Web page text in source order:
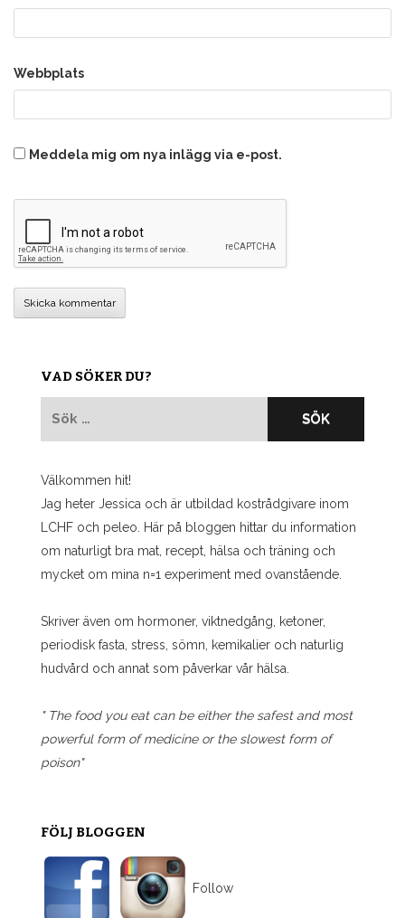
Webbplats
Meddela mig om nya inlägg via e-post.
VAD SÖKER DU?
Välkommen hit!
Jag heter Jessica och är utbildad kostrådgivare inom
LCHF och peleo. Här på bloggen hittar du information
om naturligt bra mat, recept, hälsa och träning och
mycket om mina n=1 experiment med ovanstående.
Skriver även om hormoner, viktnedgång, ketoner,
periodisk fasta, stress, sömn, kemikalier och naturlig
hudvård och annat som påverkar vår hälsa.
" The food you eat can be either the safest and most
powerful form of medicine or the slowest form of
poison"
FÖLJ BLOGGEN
Follow